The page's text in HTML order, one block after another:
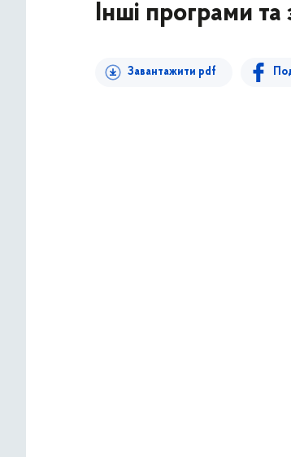
Інші програми та
Завантажити pdf